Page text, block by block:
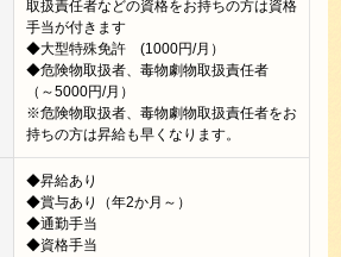
取扱責任者などの資格をお持ちの方は資格
手当が付きます
◆大型特殊免許 (1000円/月）
◆危険物取扱者、毒物劇物取扱責任者
（～5000円/月）
※危険物取扱者、毒物劇物取扱責任者をお
持ちの方は昇給も早くなります。
◆昇給あり
◆賞与あり（年2か月～）
◆通勤手当
◆資格手当